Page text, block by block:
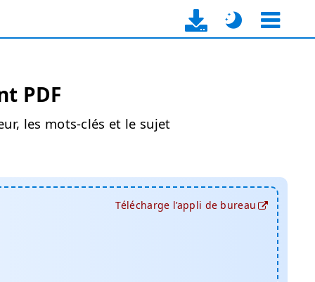
PDF
les mots-clés et le sujet
Télécharge l’appli de bureau